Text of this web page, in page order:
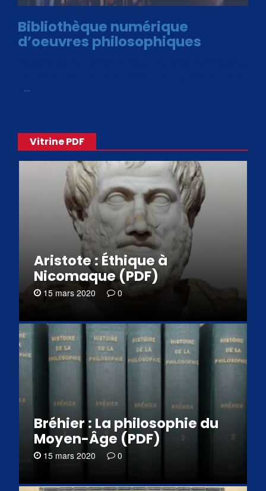
Bibliothèque numérique
d’oeuvres philosophiques
…
Vitrine PDF
Aristote : Éthique à
Nicomaque (PDF)
15 mars 2020 0
Bréhier : La philosophie du
Moyen-Âge (PDF)
15 mars 2020 0